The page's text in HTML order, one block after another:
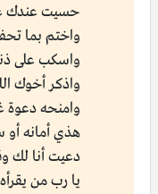
حسيت عندك
واختم بما
واسكب على
واذكر أخوك
وامنحه
هذي أمانه أو
دعيت أنا لك
يا رب من